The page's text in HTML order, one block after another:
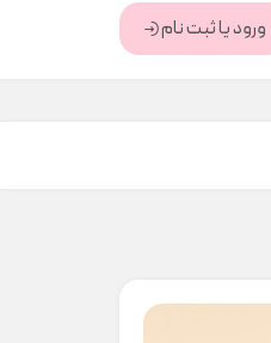
ورود یا ثبت نام